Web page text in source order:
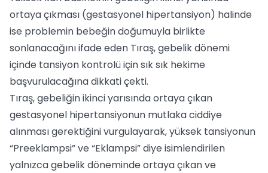
ortaya çıkması (gestasyonel hipertansiyon) halinde
ise problemin bebeğin doğumuyla birlikte
sonlanacağını ifade eden Tıraş, gebelik dönemi
içinde tansiyon kontrolü için sık sık hekime
başvurulacağına dikkati çekti.
Tıraş, gebeliğin ikinci yarısında ortaya çıkan
gestasyonel hipertansiyonun mutlaka ciddiye
alınması gerektiğini vurgulayarak, yüksek tansiyonun
“Preeklampsi” ve “Eklampsi” diye isimlendirilen
yalnızca gebelik döneminde ortaya çıkan ve